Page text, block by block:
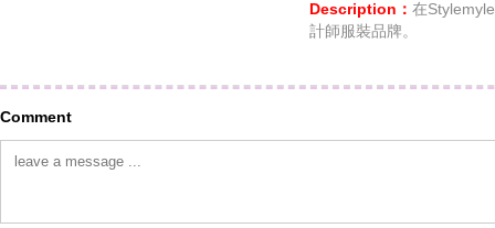
Description： 在
計師服裝品牌。
Comment